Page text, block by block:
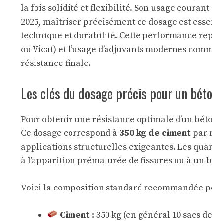
la fois solidité et flexibilité. Son usage
2025, maîtriser précisément ce dosage est
technique et durabilité. Cette performance
ou Vicat) et l’usage d’adjuvants modernes
résistance finale.
Les clés du dosage précis pour un
Pour obtenir une résistance optimale d’un
Ce dosage correspond à 350 kg de ciment par
applications structurelles exigeantes. Les
à l’apparition prématurée de fissures ou à
Voici la composition standard recommandée
Ciment : 350 kg (en général 10 sacs